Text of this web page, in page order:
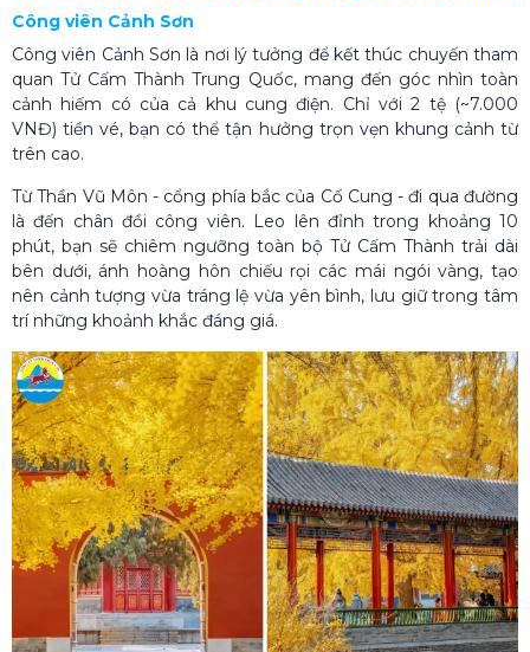
Công viên Cảnh Sơn
Công viên Cảnh Sơn là nơi lý tưởng để kết thúc chuyến tham
quan Tử Cấm Thành Trung Quốc, mang đến góc nhìn toàn
cảnh hiếm có của cả khu cung điện. Chỉ với 2 tệ (~7.000
VNĐ) tiền vé, bạn có thể tận hưởng trọn vẹn khung cảnh từ
trên cao.
Từ Thần Vũ Môn - cổng phía bắc của Cố Cung - đi qua đường
là đến chân đồi công viên. Leo lên đỉnh trong khoảng 10
phút, bạn sẽ chiêm ngưỡng toàn bộ Tử Cấm Thành trải dài
bên dưới, ánh hoàng hôn chiếu rọi các mái ngói vàng, tạo
nên cảnh tượng vừa tráng lệ vừa yên bình, lưu giữ trong tâm
trí những khoảnh khắc đáng giá.